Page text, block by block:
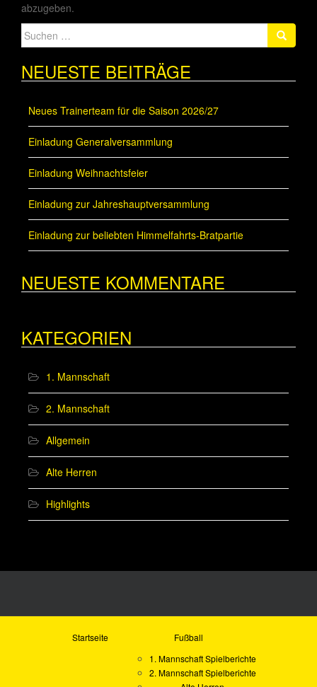
abzugeben.
Suche
nach:
NEUESTE BEITRÄGE
Neues Trainerteam für die Saison 2026/27
Einladung Generalversammlung
Einladung Weihnachtsfeier
Einladung zur Jahreshauptversammlung
Einladung zur beliebten Himmelfahrts-Bratpartie
NEUESTE KOMMENTARE
KATEGORIEN
1. Mannschaft
2. Mannschaft
Allgemein
Alte Herren
Highlights
Startseite
Fußball
1. Mannschaft Spielberichte
2. Mannschaft Spielberichte